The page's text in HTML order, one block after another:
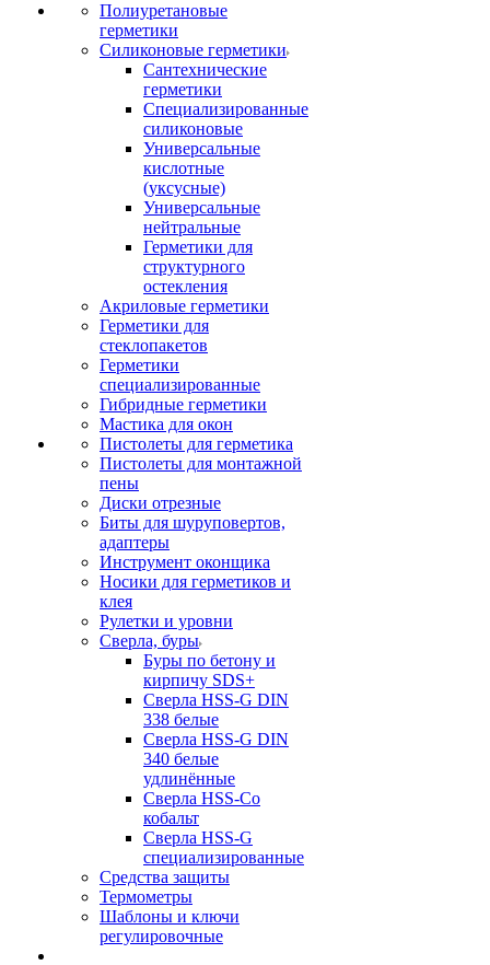
Полиуретановые
герметики
Силиконовые герметики
Сантехнические
герметики
Специализированные
силиконовые
Универсальные
кислотные
(уксусные)
Универсальные
нейтральные
Герметики для
структурного
остекления
Акриловые герметики
Герметики для
стеклопакетов
Герметики
специализированные
Гибридные герметики
Мастика для окон
Пистолеты для герметика
Пистолеты для монтажной
пены
Диски отрезные
Биты для шуруповертов,
адаптеры
Инструмент оконщика
Носики для герметиков и
клея
Рулетки и уровни
Сверла, буры
Буры по бетону и
кирпичу SDS+
Сверла HSS-G DIN
338 белые
Сверла HSS-G DIN
340 белые
удлинённые
Сверла HSS-Co
кобальт
Сверла HSS-G
специализированные
Средства защиты
Термометры
Шаблоны и ключи
регулировочные